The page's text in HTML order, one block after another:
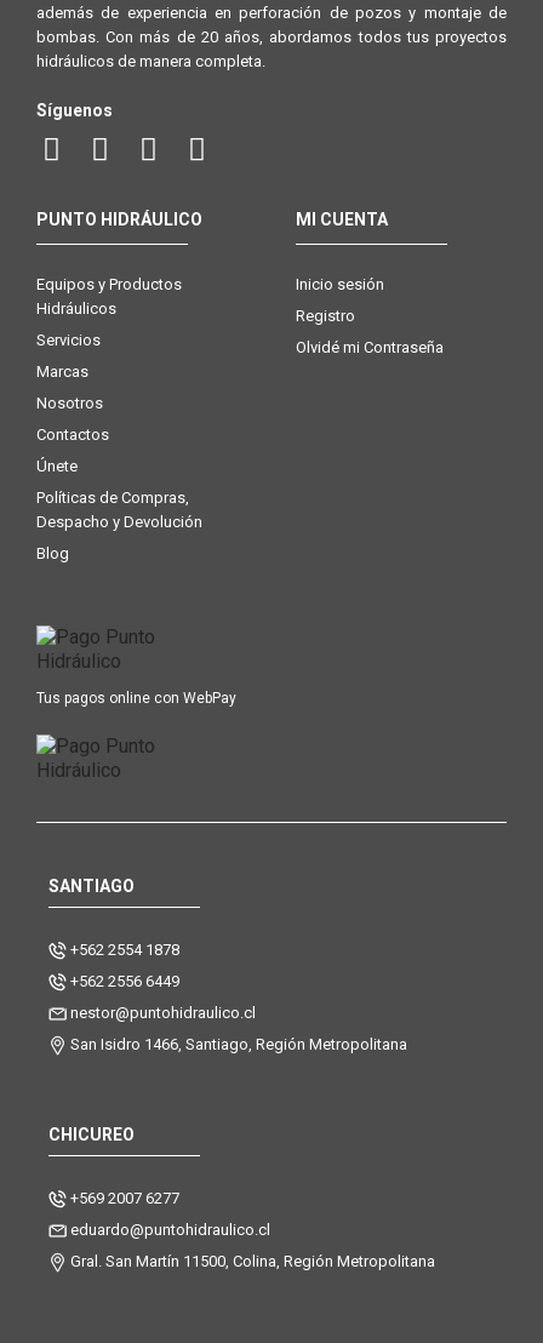
además de experiencia en perforación de pozos y montaje de
bombas. Con más de 20 años, abordamos todos tus proyectos
hidráulicos de manera completa.
Síguenos
PUNTO HIDRÁULICO
Equipos y Productos
Hidráulicos
Servicios
Marcas
Nosotros
Contactos
Únete
Políticas de Compras,
Despacho y Devolución
Blog
MI CUENTA
Inicio sesión
Registro
Olvidé mi Contraseña
Tus pagos online con WebPay
SANTIAGO
+562 2554 1878
+562 2556 6449
nestor@puntohidraulico.cl
San Isidro 1466, Santiago, Región Metropolitana
CHICUREO
+569 2007 6277
eduardo@puntohidraulico.cl
Gral. San Martín 11500, Colina, Región Metropolitana